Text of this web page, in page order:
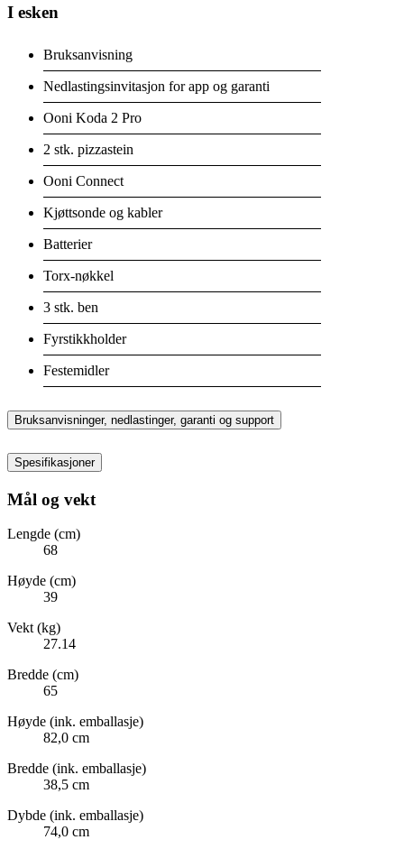
I esken
Bruksanvisning
Nedlastingsinvitasjon for app og garanti
Ooni Koda 2 Pro
2 stk. pizzastein
Ooni Connect
Kjøttsonde og kabler
Batterier
Torx-nøkkel
3 stk. ben
Fyrstikkholder
Festemidler
Bruksanvisninger, nedlastinger, garanti og support
Spesifikasjoner
Mål og vekt
Lengde (cm)
68
Høyde (cm)
39
Vekt (kg)
27.14
Bredde (cm)
65
Høyde (ink. emballasje)
82,0 cm
Bredde (ink. emballasje)
38,5 cm
Dybde (ink. emballasje)
74,0 cm